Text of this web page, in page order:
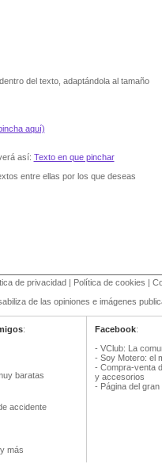
del texto, adaptándola al tamaño
aquí)
así: Texto en que pinchar
entre ellas por los que deseas
de privacidad| Política de cookies |
de las opiniones e imágenes
:
baratas
accidente
más
Facebook:
- VClub: La
- Soy Motero: el
- Compra-venta
y accesorios
- Página del